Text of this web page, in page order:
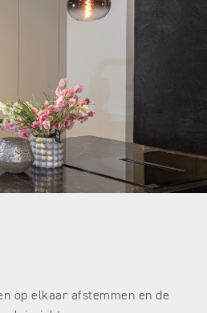
op elkaar afstemmen en de